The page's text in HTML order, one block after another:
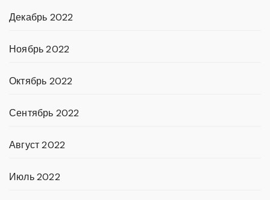
Декабрь 2022
Ноябрь 2022
Октябрь 2022
Сентябрь 2022
Август 2022
Июль 2022